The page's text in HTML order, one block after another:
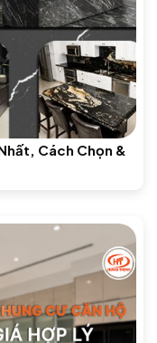
Cách Chọn &